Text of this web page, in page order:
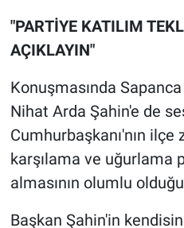
"PARTİYE KATILIM
AÇIKLAYIN"
Konuşmasında
Nihat Arda Şahin'e de
Cumhurbaşkanı'nın ilçe
karşılama ve uğurlama
almasının olumlu
Başkan Şahin'in